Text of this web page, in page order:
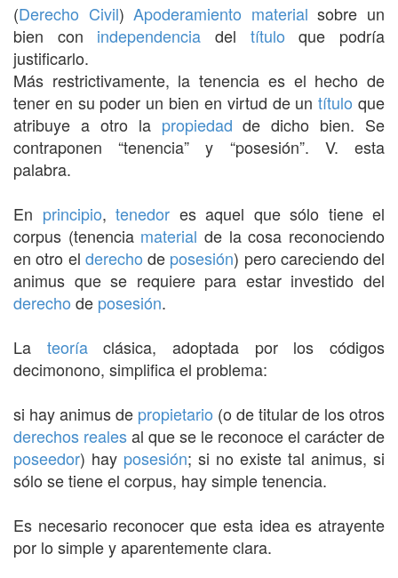
(Derecho Civil)Apoderamiento material sobre un
bien con independencia del título que podría
justificarlo.
Más restrictivamente, la tenencia es el hecho de
tener en su poder un bien en virtud de untítulo que
atribuye a otro la propiedad de dicho bien. Se
contraponen “tenencia” y “posesión”. V. esta
palabra.
En principio, tenedor es aquel que sólo tiene el
corpus (tenencia material de la cosa reconociendo
en otro el derecho de posesión) pero careciendo del
animus que se requiere para estar investido del
derecho de posesión.
La teoríaclásica, adoptada por los códigos
decimonono, simplifica el problema:
si hay animus de propietario (o de titular de los otros
derechos realesal que se le reconoce el carácter de
poseedor) hay posesión; si no existe tal animus, si
sólo se tiene el corpus, hay simple tenencia.
Es necesario reconocer que esta idea es atrayente
por lo simple y aparentemente clara.